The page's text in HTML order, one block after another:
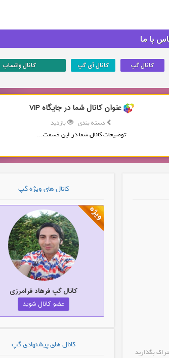
با ما
کانال گپ کانال آی گپ کانال واتساپ
عنوان کانال شما در جایگاه VIP
دسته بندی
بازدید
توضیحات کانال شما در این قسمت...
بگذارید
کانال های ویژه گپ
کانال گپ فرهاد فرامرزی
عضو کانال شوید
کانال های پیشنهادی گپ